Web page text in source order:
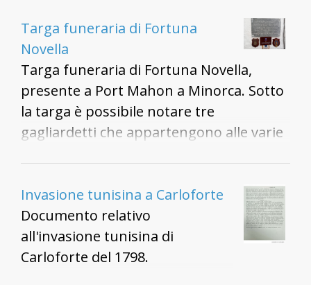
Targa funeraria di Fortuna
Novella
Targa funeraria di Fortuna Novella,
presente a Port Mahon a Minorca. Sotto
la targa è possibile notare tre
gagliardetti che appartengono alle varie
Invasione tunisina a Carloforte
Documento relativo
all'invasione tunisina di
Carloforte del 1798.